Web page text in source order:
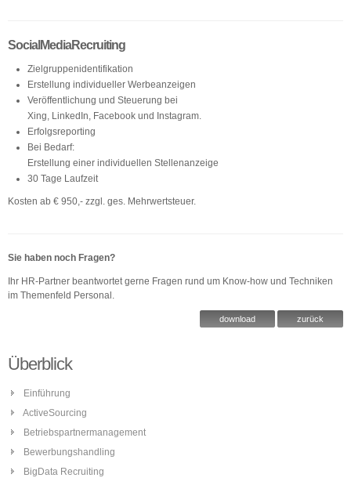
SocialMediaRecruiting
Zielgruppenidentifikation
Erstellung individueller Werbeanzeigen
Veröffentlichung und Steuerung bei
Xing, LinkedIn, Facebook und Instagram.
Erfolgsreporting
Bei Bedarf:
Erstellung einer individuellen Stellenanzeige
30 Tage Laufzeit
Kosten ab € 950,- zzgl. ges. Mehrwertsteuer.
Sie haben noch Fragen?
Ihr HR-Partner beantwortet gerne Fragen rund um Know-how und Techniken
im Themenfeld Personal.
download zurück
Überblick
Einführung
ActiveSourcing
Betriebspartnermanagement
Bewerbungshandling
BigData Recruiting